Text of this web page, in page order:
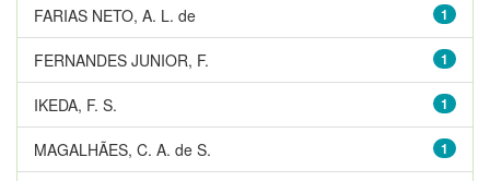
1
FARIAS NETO, A. L. de
1
FERNANDES JUNIOR, F.
1
IKEDA, F. S.
1
MAGALHÃES, C. A. de S.